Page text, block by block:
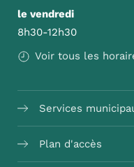
le vendredi
8h30-12h30
Voir tous les
Services
Plan d'accès